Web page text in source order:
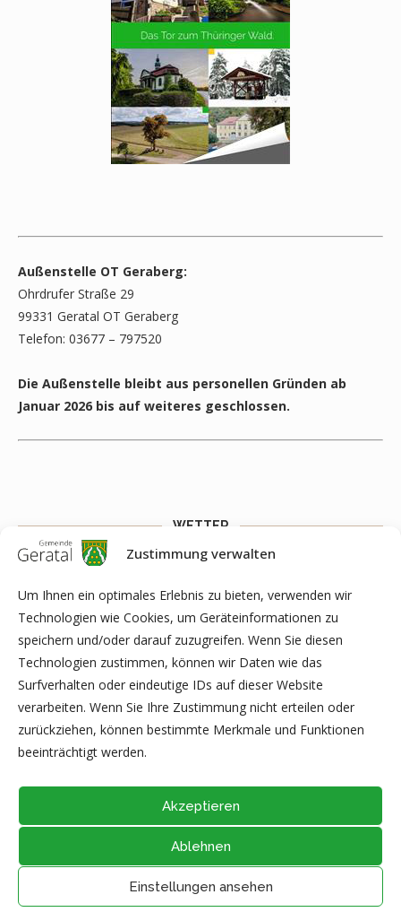
Zustimmung verwalten
Um Ihnen ein optimales Erlebnis zu bieten, verwenden wir
Technologien wie Cookies, um Geräteinformationen zu
speichern und/oder darauf zuzugreifen. Wenn Sie diesen
Technologien zustimmen, können wir Daten wie das
Surfverhalten oder eindeutige IDs auf dieser Website
verarbeiten. Wenn Sie Ihre Zustimmung nicht erteilen oder
zurückziehen, können bestimmte Merkmale und Funktionen
beeinträchtigt werden.
Akzeptieren
Ablehnen
Einstellungen ansehen
Außenstelle OT Geraberg:
Ohrdrufer Straße 29
99331 Geratal OT Geraberg
Telefon: 03677 – 797520
Die Außenstelle bleibt aus personellen Gründen ab
Januar 2026 bis auf weiteres geschlossen.
WETTER
Weather widget
General > Extra Options > Weather API Key to get this widget
work.
ARCHIV
@2026 - Alle Rechte vorbehalten durchGemeinde Geratal
DATENSCHUTZ|Thüringer Transparenzportal